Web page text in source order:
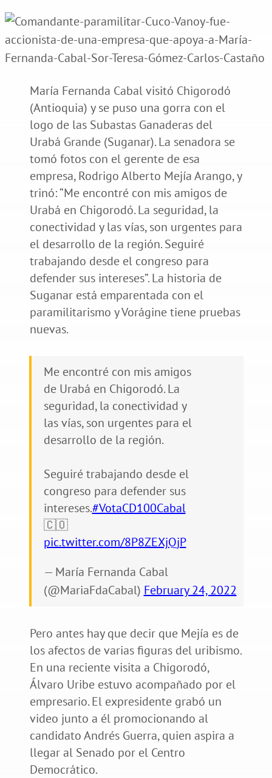
María Fernanda Cabal visitó Chigorodó
(Antioquia) y se puso una gorra con el
logo de las Subastas Ganaderas del
Urabá Grande (Suganar). La senadora se
tomó fotos con el gerente de esa
empresa, Rodrigo Alberto Mejía Arango, y
trinó: “Me encontré con mis amigos de
Urabá en Chigorodó. La seguridad, la
conectividad y las vías, son urgentes para
el desarrollo de la región. Seguiré
trabajando desde el congreso para
defender sus intereses”. La historia de
Suganar está emparentada con el
paramilitarismo y Vorágine tiene pruebas
nuevas.
Me encontré con mis amigos
de Urabá en Chigorodó. La
seguridad, la conectividad y
las vías, son urgentes para el
desarrollo de la región.
Seguiré trabajando desde el
congreso para defender sus
intereses.#VotaCD100Cabal
🇨🇴
pic.twitter.com/8P8ZEXjQjP
— María Fernanda Cabal
(@MariaFdaCabal) February 24, 2022
Pero antes hay que decir que Mejía es de
los afectos de varias figuras del uribismo.
En una reciente visita a Chigorodó,
Álvaro Uribe estuvo acompañado por el
empresario. El expresidente grabó un
video junto a él promocionando al
candidato Andrés Guerra, quien aspira a
llegar al Senado por el Centro
Democrático.